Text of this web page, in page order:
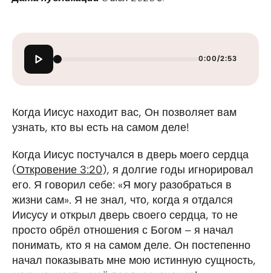
0:00/2:53
Когда Иисус находит вас, Он позволяет вам
узнать, кто вы есть на самом деле!
Когда Иисус постучался в дверь моего сердца
(Откровение 3:20), я долгие годы игнорировал
его. Я говорил себе: «Я могу разобраться в
жизни сам». Я не знал, что, когда я отдался
Иисусу и открыл дверь своего сердца, то не
просто обрёл отношения с Богом – я начал
понимать, кто я на самом деле. Он постепенно
начал показывать мне мою истинную сущность,